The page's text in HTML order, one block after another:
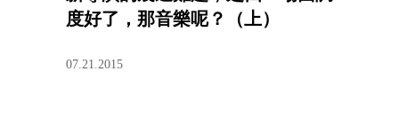
度好了，那音樂呢？（上）
07.21.2015